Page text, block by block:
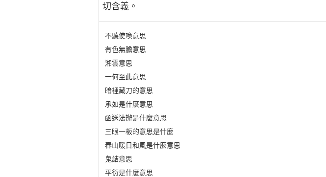
切含義。
不聽使喚意思
有色無膽意思
湘雲意思
一何至此意思
暗裡藏刀的意思
承如是什麼意思
函送法辦是什麼意思
三眼一板的意思是什麼
春山暖日和風是什麼意思
鬼詰意思
平衍是什麼意思